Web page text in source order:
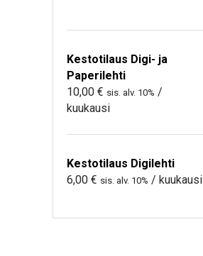
Kestotilaus Digi- ja
Paperilehti
10,00 € sis. alv. 10% /
kuukausi
Kestotilaus Digilehti
6,00 € sis. alv. 10% / kuukausi